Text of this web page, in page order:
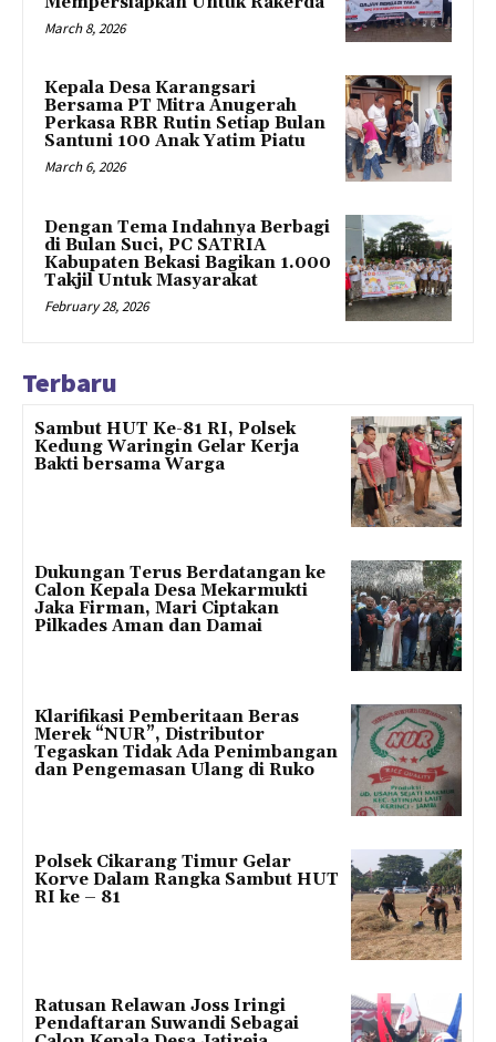
March 8, 2026
Kepala Desa Karangsari
Bersama PT Mitra Anugerah
Perkasa RBR Rutin Setiap Bulan
Santuni 100 Anak Yatim Piatu
March 6, 2026
Dengan Tema Indahnya Berbagi
di Bulan Suci, PC SATRIA
Kabupaten Bekasi Bagikan 1.000
Takjil Untuk Masyarakat
February 28, 2026
Terbaru
Sambut HUT Ke-81 RI, Polsek
Kedung Waringin Gelar Kerja
Bakti bersama Warga
Dukungan Terus Berdatangan ke
Calon Kepala Desa Mekarmukti
Jaka Firman, Mari Ciptakan
Pilkades Aman dan Damai
Klarifikasi Pemberitaan Beras
Merek “NUR”, Distributor
Tegaskan Tidak Ada Penimbangan
dan Pengemasan Ulang di Ruko
Polsek Cikarang Timur Gelar
Korve Dalam Rangka Sambut HUT
RI ke – 81
Ratusan Relawan Joss Iringi
Pendaftaran Suwandi Sebagai